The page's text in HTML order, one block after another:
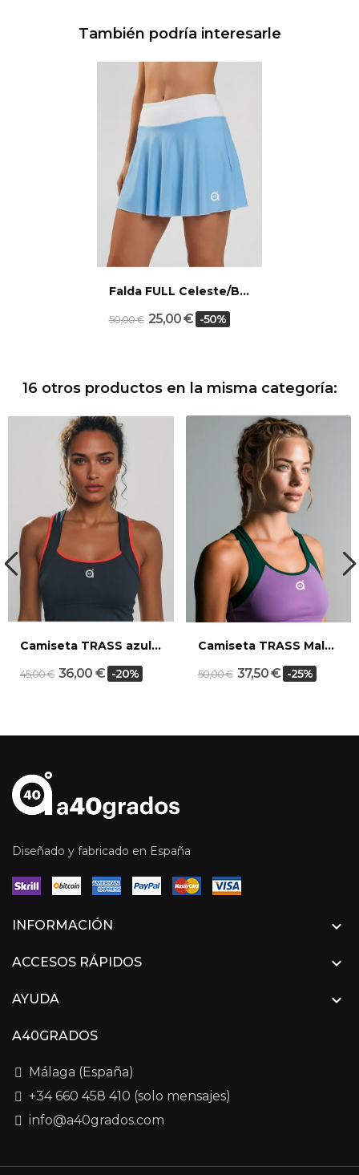
También podría interesarle
Falda FULL Celeste/Blanco
50,00 € 25,00 € -50%
16 otros productos en la misma categoría:
Camiseta TRASS azul marino
45,00 € 36,00 € -20%
Camiseta TRASS Malva Pino
50,00 € 37,50 € -25%
Diseñado y fabricado en España
INFORMACIÓN 
ACCESOS RÁPIDOS 
AYUDA 
A40GRADOS
Málaga (España)
+34 660 458 410 (solo mensajes)
info@a40grados.com